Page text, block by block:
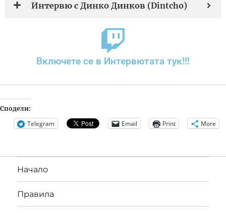
Интервю с Динко Динков (Dintcho)
Включете се в Интервютата тук!!!
Сподели:
Telegram Email Print More
Начало
Правила